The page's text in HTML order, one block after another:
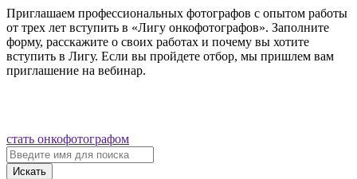
Приглашаем профессиональных фотографов с опытом работы
от трех лет вступить в «Лигу онкофотографов». Заполните
форму, расскажите о своих работах и почему вы хотите
вступить в Лигу. Если вы пройдете отбор, мы пришлем вам
приглашение на вебинар.
стать онкофотографом
Искать